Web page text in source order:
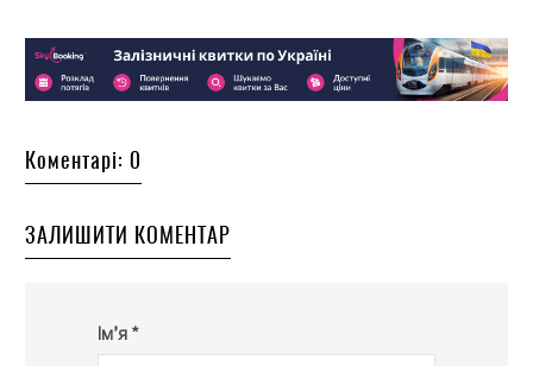
Коментарі: 0
ЗАЛИШИТИ КОМЕНТАР
Ім’я *